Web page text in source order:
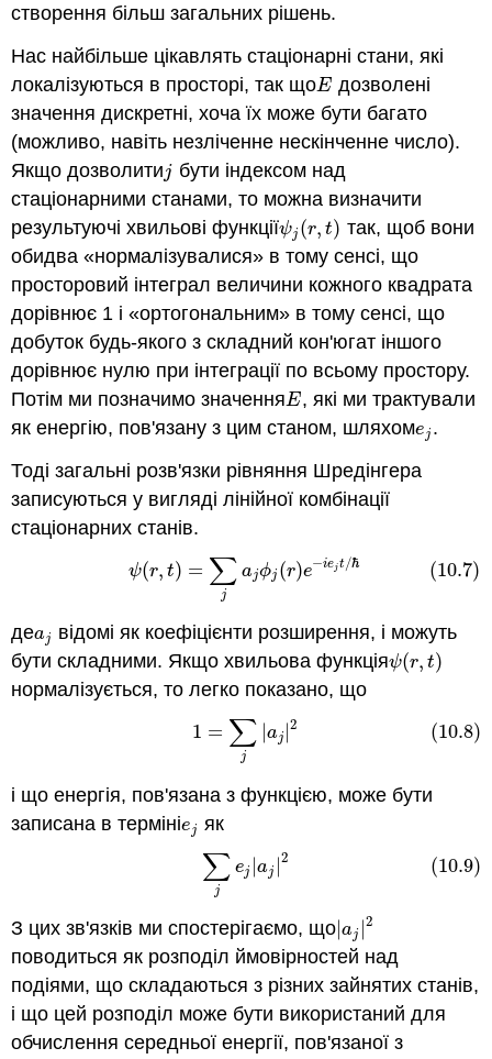
створення більш загальних рішень.
Нас найбільше цікавлять стаціонарні стани, які
локалізуються в просторі, так щоE
E дозволені
значення дискретні, хоча їх може бути багато
(можливо, навіть незліченне нескінченне число).
Якщо дозволитиj
j бути індексом над
стаціонарними станами, то можна визначити
результуючі хвильові функціїψj (r, t)
ψj(r,t )
так, щоб вони
обидва «нормалізувалися» в тому сенсі, що
просторовий інтеграл величини кожного квадрата
дорівнює 1 і «ортогональним» в тому сенсі, що
добуток будь-якого з складний кон'югат іншого
дорівнює нулю при інтеграції по всьому простору.
Потім ми позначимо значенняE
E, які ми трактували
як енергію, пов'язану з цим станом, шляхомej
ej.
Тоді загальні розв'язки рівняння Шредінгера
записуються у вигляді лінійної комбінації
стаціонарних станів.
ψ(r, t) = ∑
j
ajϕj (r)e−iejt/ℏ (10.7)
∑jajϕ j(r e− ie /ℏ
деaj
aj відомі як коефіцієнти розширення, і можуть
бути складними. Якщо хвильова функціяψ(r, t)
ψ(r,t )
нормалізується, то легко показано, що
1 = ∑
j
aj |2 (10.8)
і що енергія, пов'язана з функцією, може бути
записана в термініej
ej як
∑
j
ej |aj
2 (10.9)
З цих зв'язків ми спостерігаємо, що |aj
2
|aj| 2
поводиться як розподіл ймовірностей над
подіями, що складаються з різних зайнятих станів,
і що цей розподіл може бути використаний для
обчислення середньої енергії, пов'язаної з